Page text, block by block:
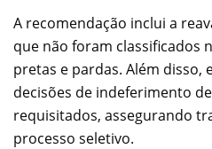
A recomendação inclui a
que não foram classificados
pretas e pardas. Além disso,
decisões de indeferimento
requisitados, assegurando
processo seletivo.